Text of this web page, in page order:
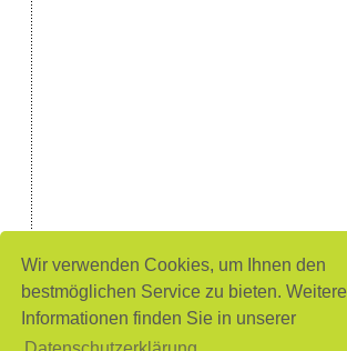
Wir verwenden Cookies, um Ihnen den
bestmöglichen Service zu bieten. Weitere
Informationen finden Sie in unserer